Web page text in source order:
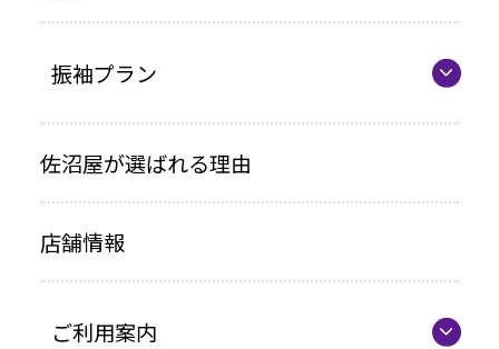
振袖プラン
レンタルプラン
お買い上げプラン
ママ振プラン
佐沼屋が選ばれる理由
店舗情報
ご利用案内